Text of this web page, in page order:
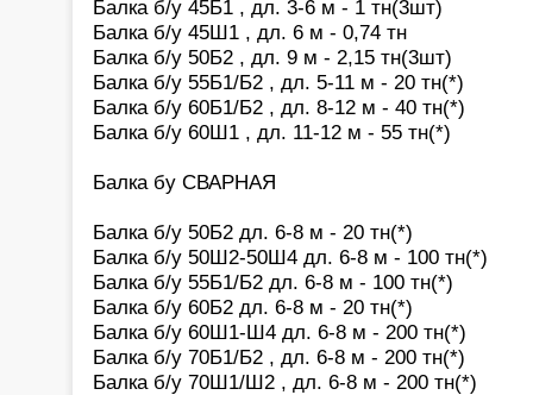
Балка б/у 45Б1 , дл. 3-6 м - 1 тн(3шт)
Балка б/у 45Ш1 , дл. 6 м - 0,74 тн
Балка б/у 50Б2 , дл. 9 м - 2,15 тн(3шт)
Балка б/у 55Б1/Б2 , дл. 5-11 м - 20 тн(*)
Балка б/у 60Б1/Б2 , дл. 8-12 м - 40 тн(*)
Балка б/у 60Ш1 , дл. 11-12 м - 55 тн(*)
Балка бу СВАРНАЯ
Балка б/у 50Б2 дл. 6-8 м - 20 тн(*)
Балка б/у 50Ш2-50Ш4 дл. 6-8 м - 100 тн(*)
Балка б/у 55Б1/Б2 дл. 6-8 м - 100 тн(*)
Балка б/у 60Б2 дл. 6-8 м - 20 тн(*)
Балка б/у 60Ш1-Ш4 дл. 6-8 м - 200 тн(*)
Балка б/у 70Б1/Б2 , дл. 6-8 м - 200 тн(*)
Балка б/у 70Ш1/Ш2 , дл. 6-8 м - 200 тн(*)